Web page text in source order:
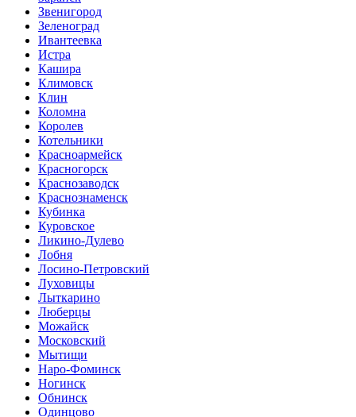
Звенигород
Зеленоград
Ивантеевка
Истра
Кашира
Климовск
Клин
Коломна
Королев
Котельники
Красноармейск
Красногорск
Краснозаводск
Краснознаменск
Кубинка
Куровское
Ликино-Дулево
Лобня
Лосино-Петровский
Луховицы
Лыткарино
Люберцы
Можайск
Московский
Мытищи
Наро-Фоминск
Ногинск
Обнинск
Одинцово